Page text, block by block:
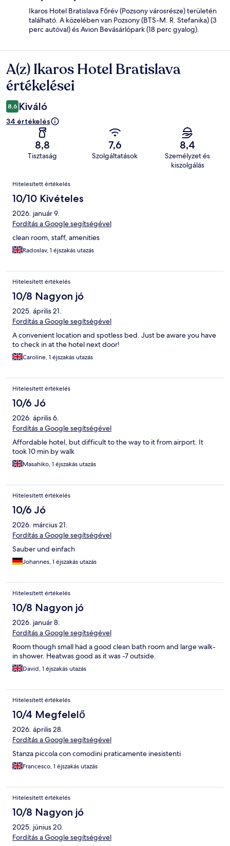
Ikaros Hotel Bratislava Főrév (Pozsony városrésze) területén
található. A közelében van Pozsony (BTS-M. R. Stefanika) (3
perc autóval) és Avion Bevásárlópark (18 perc gyalog).
Értékelések
A(z) Ikaros Hotel Bratislava
értékelései
8,6 Kiváló
34 értékelés
8,8
Tisztaság
7,6
Szolgáltatások
8,4
Személyzet és
kiszolgálás
Értékelések
Hitelesített értékelés
10/10 Kivételes
2026. január 9.
Fordítás a Google segítségével
clean room, staff, amenities
Radoslav, 1 éjszakás utazás
Hitelesített értékelés
10/8 Nagyon jó
2025. április 21.
Fordítás a Google segítségével
A convenient location and spotless bed. Just be aware you have
to check in at the hotel next door!
Caroline, 1 éjszakás utazás
Hitelesített értékelés
10/6 Jó
2026. április 6.
Fordítás a Google segítségével
Affordable hotel, but difficult to the way to it from airport. It
took 10 min by walk
Masahiko, 1 éjszakás utazás
Hitelesített értékelés
10/6 Jó
2026. március 21.
Fordítás a Google segítségével
Sauber und einfach
Johannes, 1 éjszakás utazás
Hitelesített értékelés
10/8 Nagyon jó
2026. január 8.
Fordítás a Google segítségével
Room though small had a good clean bath room and large walk-
in shower. Heatwas good as it was -7 outside.
David, 1 éjszakás utazás
Hitelesített értékelés
10/4 Megfelelő
2026. április 28.
Fordítás a Google segítségével
Stanza piccola con comodini praticamente inesistenti
Francesco, 1 éjszakás utazás
Hitelesített értékelés
10/8 Nagyon jó
2025. június 20.
Fordítás a Google segítségével